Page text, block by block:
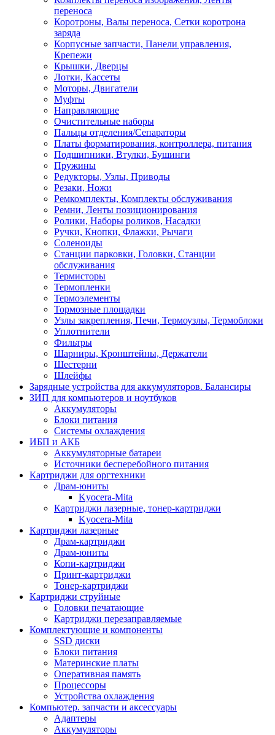
переноса
Коротроны, Валы переноса, Сетки коротрона
заряда
Корпусные запчасти, Панели управления,
Крепежи
Крышки, Дверцы
Лотки, Кассеты
Моторы, Двигатели
Муфты
Направляющие
Очистительные наборы
Пальцы отделения/Сепараторы
Платы форматирования, контроллера, питания
Подшипники, Втулки, Бушинги
Пружины
Редукторы, Узлы, Приводы
Резаки, Ножи
Ремкомплекты, Комплекты обслуживания
Ремни, Ленты позиционирования
Ролики, Наборы роликов, Насадки
Ручки, Кнопки, Флажки, Рычаги
Соленоиды
Станции парковки, Головки, Станции
обслуживания
Термисторы
Термопленки
Термоэлементы
Тормозные площадки
Узлы закрепления, Печи, Термоузлы, Термоблоки
Уплотнители
Фильтры
Шарниры, Кронштейны, Держатели
Шестерни
Шлейфы
Зарядные устройства для аккумуляторов. Балансиры
ЗИП для компьютеров и ноутбуков
Аккумуляторы
Блоки питания
Системы охлаждения
ИБП и АКБ
Аккумуляторные батареи
Источники бесперебойного питания
Картриджи для оргтехники
Драм-юниты
Kyocera-Mita
Картриджи лазерные, тонер-картриджи
Kyocera-Mita
Картриджи лазерные
Драм-картриджи
Драм-юниты
Копи-картриджи
Принт-картриджи
Тонер-картриджи
Картриджи струйные
Головки печатающие
Картриджи перезаправляемые
Комплектующие и компоненты
SSD диски
Блоки питания
Материнские платы
Оперативная память
Процессоры
Устройства охлаждения
Компьютер. запчасти и аксессуары
Адаптеры
Аккумуляторы